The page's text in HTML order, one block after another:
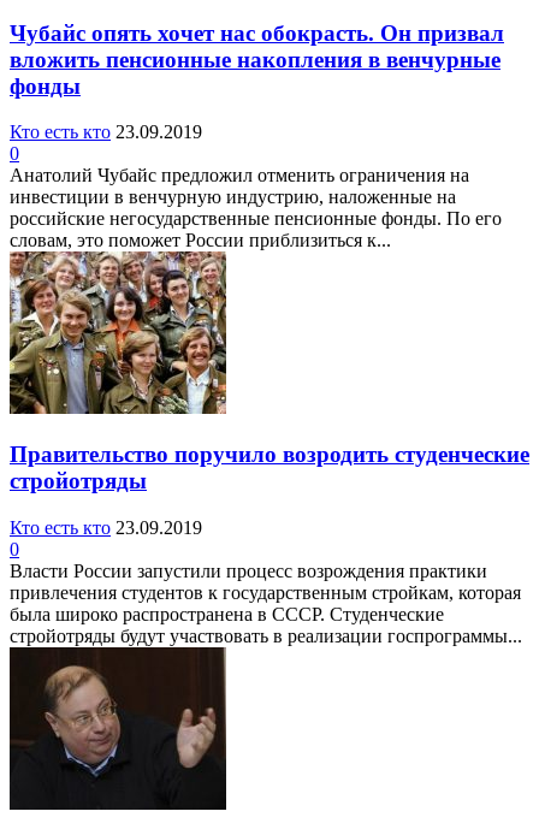
Чубайс опять хочет нас обокрасть. Он призвал
вложить пенсионные накопления в венчурные
фонды
Кто есть кто 23.09.2019
0
Анатолий Чубайс предложил отменить ограничения на
инвестиции в венчурную индустрию, наложенные на
российские негосударственные пенсионные фонды. По его
словам, это поможет России приблизиться к...
Правительство поручило возродить студенческие
стройотряды
Кто есть кто 23.09.2019
0
Власти России запустили процесс возрождения практики
привлечения студентов к государственным стройкам, которая
была широко распространена в СССР. Студенческие
стройотряды будут участвовать в реализации госпрограммы...